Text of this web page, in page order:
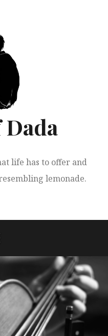
life has to offer and
lemonade.